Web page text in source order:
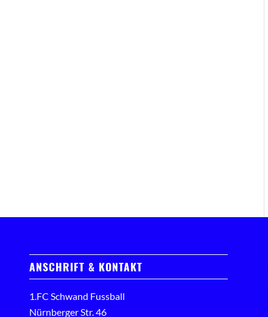
ANSCHRIFT & KONTAKT
1.FC Schwand Fussball
Nürnberger Str. 46